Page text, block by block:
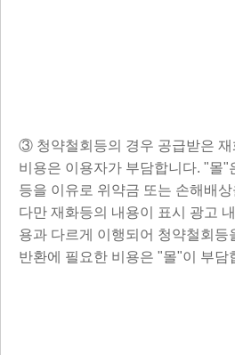
③ 청약철회등의 경우 공급받은
비용은 이용자가 부담합니다. "몰"
등을 이유로 위약금 또는 손해배
다만 재화등의 내용이 표시 광고
용과 다르게 이행되어 청약철회등
반환에 필요한 비용은 "몰"이 부담